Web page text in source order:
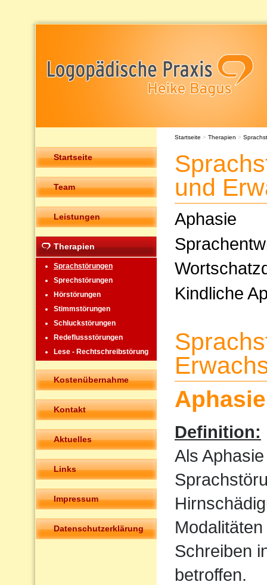
Startseite
Team
Leistungen
Therapien
Sprachstörungen
Sprechstörungen
Hörstörungen
Stimmstörungen
Schluckstörungen
Redeflussstörungen
Lese - Rechtschreibstörung
Kostenübernahme
Kontakt
Aktuelles
Links
Impressum
Datenschutzerklärung
Startseite > Therapien >
und
Aphasie
Kindliche
Aphasie
Definition:
Als
Schreiben
betroffen.